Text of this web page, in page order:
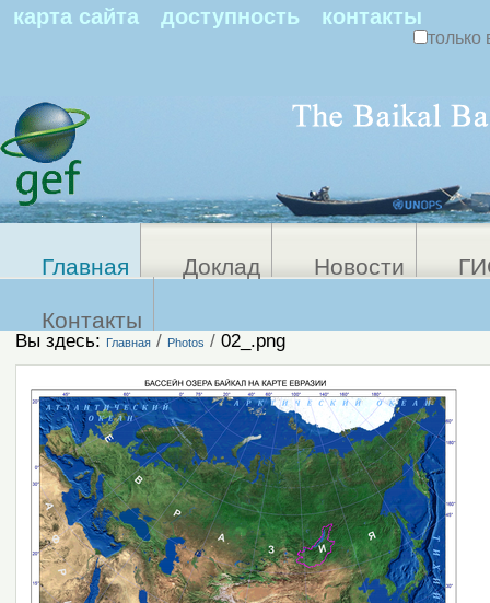
карта сайта доступность контакты
только
Главная Доклад Новости
Контакты
Вы здесь: Главная / Photos / 02_.png